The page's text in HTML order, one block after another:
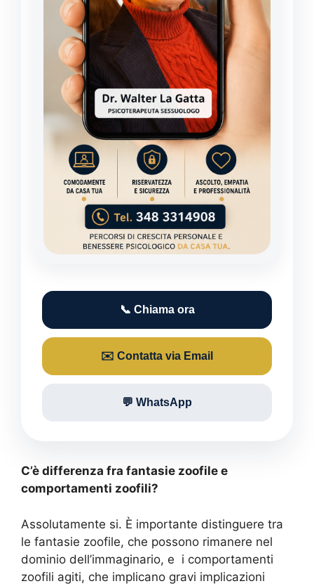
📞 Chiama ora
✉️ Contatta via Email
💬 WhatsApp
C’è differenza fra fantasie zoofile e
comportamenti zoofili?
Assolutamente si. È importante distinguere tra
le fantasie zoofile, che possono rimanere nel
dominio dell’immaginario, e i comportamenti
zoofili agiti, che implicano gravi implicazioni